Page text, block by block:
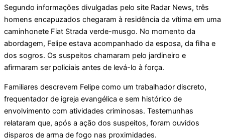
Segundo informações divulgadas pelo site Radar News, três
homens encapuzados chegaram à residência da vítima em uma
caminhonete Fiat Strada verde-musgo. No momento da
abordagem, Felipe estava acompanhado da esposa, da filha e
dos sogros. Os suspeitos chamaram pelo jardineiro e
afirmaram ser policiais antes de levá-lo à força.
Familiares descrevem Felipe como um trabalhador discreto,
frequentador de igreja evangélica e sem histórico de
envolvimento com atividades criminosas. Testemunhas
relataram que, após a ação dos suspeitos, foram ouvidos
disparos de arma de fogo nas proximidades.